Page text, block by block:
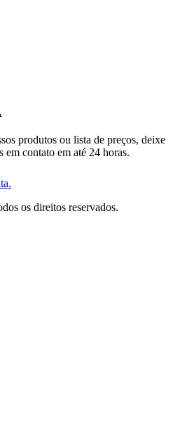
produtos ou lista de preços, deixe
em contato em até 24 horas.
os direitos reservados.